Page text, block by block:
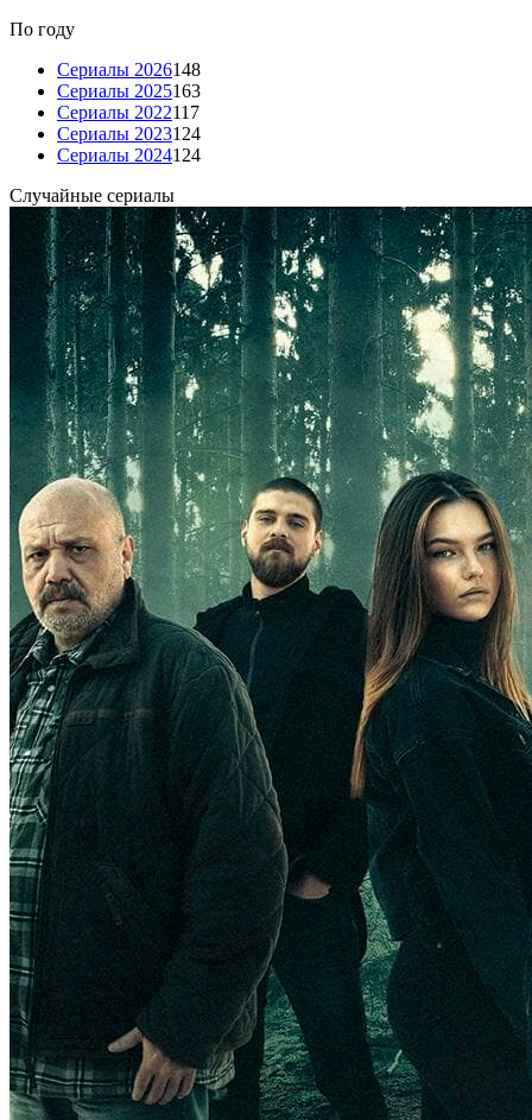
По году
Сериалы 2026148
Сериалы 2025163
Сериалы 2022117
Сериалы 2023124
Сериалы 2024124
Случайные сериалы